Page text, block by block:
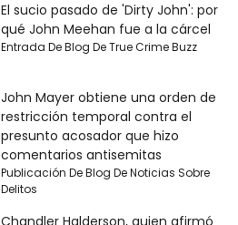
El sucio pasado de 'Dirty John': por
qué John Meehan fue a la cárcel
Entrada De Blog De True Crime Buzz
John Mayer obtiene una orden de
restricción temporal contra el
presunto acosador que hizo
comentarios antisemitas
Publicación De Blog De Noticias Sobre
Delitos
Chandler Halderson, quien afirmó